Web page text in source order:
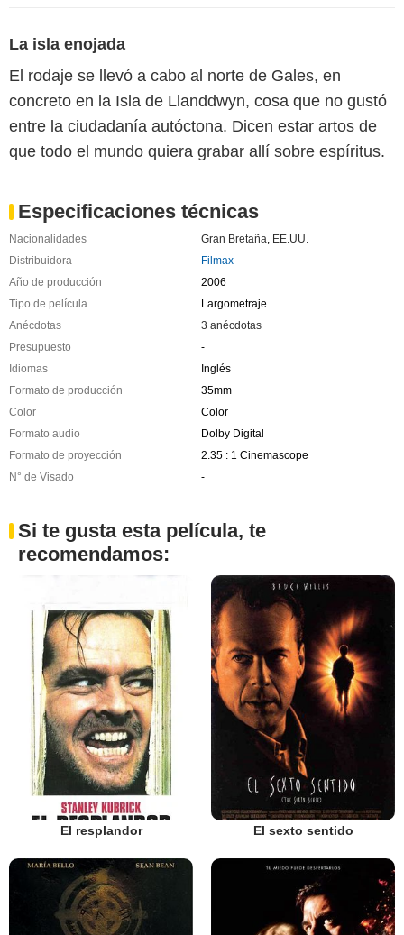
La isla enojada
El rodaje se llevó a cabo al norte de Gales, en
concreto en la Isla de Llanddwyn, cosa que no gustó
entre la ciudadanía autóctona. Dicen estar artos de
que todo el mundo quiera grabar allí sobre espíritus.
Especificaciones técnicas
Nacionalidades Gran Bretaña, EE.UU.
Distribuidora
Filmax
Año de producción
2006
Tipo de película
Largometraje
Anécdotas
3 anécdotas
Presupuesto
-
Idiomas
Inglés
Formato de producción
35mm
Color
Color
Formato audio
Dolby Digital
Formato de proyección
2.35 : 1 Cinemascope
N° de Visado
-
Si te gusta esta película, te
recomendamos:
El resplandor El sexto sentido